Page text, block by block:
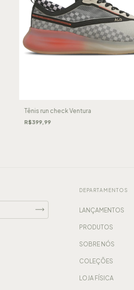
Tênis run check Ventura
R$399,99
DEPARTAMENTOS
LANÇAMENTOS
PRODUTOS
SOBRE NÓS
COLEÇÕES
LOJA FÍSICA